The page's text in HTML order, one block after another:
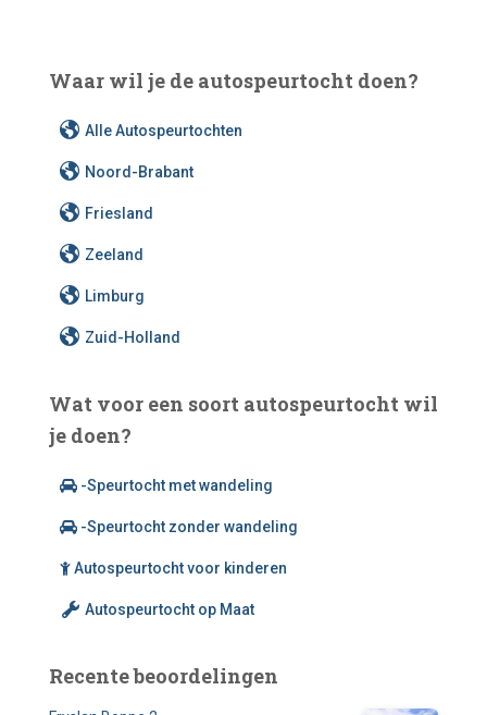
Waar wil je de autospeurtocht doen?
Alle Autospeurtochten
Noord-Brabant
Friesland
Zeeland
Limburg
Zuid-Holland
Wat voor een soort autospeurtocht wil
je doen?
-Speurtocht met wandeling
-Speurtocht zonder wandeling
Autospeurtocht voor kinderen
Autospeurtocht op Maat
Recente beoordelingen